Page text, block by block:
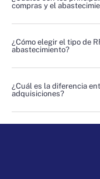
compras y el
¿Cómo elegir el tipo de
abastecimiento?
¿Cuál es la diferencia
adquisiciones?